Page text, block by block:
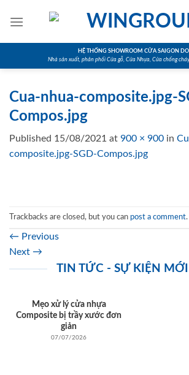
HỆ THỐNG SHOWROOM CỬA SAIGON
Nhà sản xuất, phân phối Cửa gỗ, Cửa Nhựa, Cửa chống
Cua-nhua-composite.jpg-
Compos.jpg
Published 15/08/2021 at 900 × 900 in
composite.jpg-SGD-Compos.jpg
Trackbacks are closed, but you can post a comment.
← Previous
Next →
TIN TỨC - SỰ KIỆN
Mẹo xử lý cửa nhựa
Composite bị trầy xước đơn
giản
07/07/2026